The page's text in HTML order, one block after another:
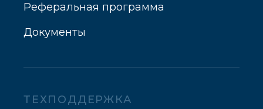
Реферальная программа
Документы
ТЕХПОДДЕРЖКА